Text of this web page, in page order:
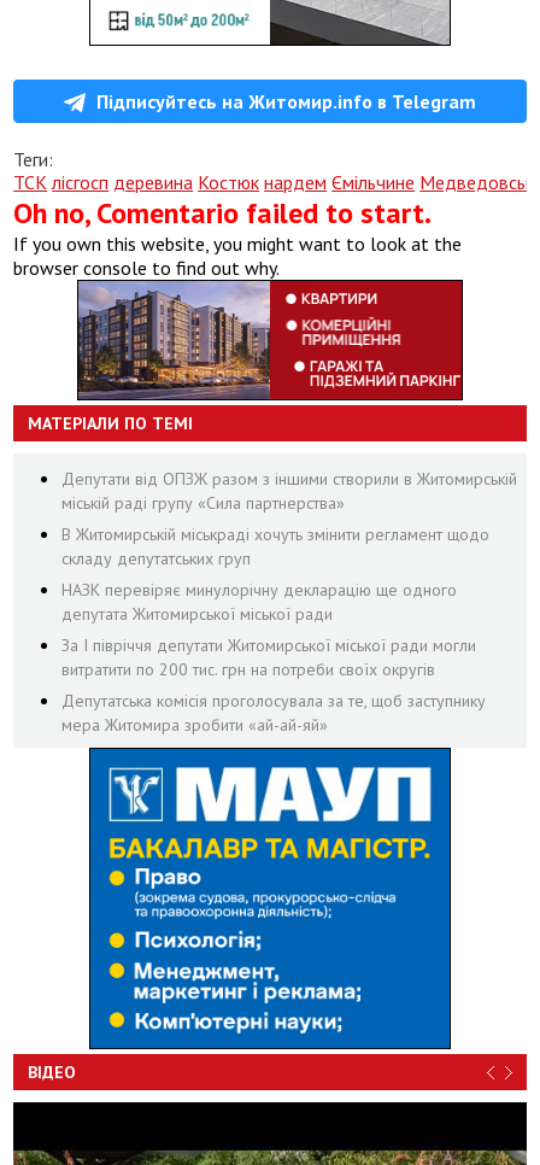
Підписуйтесь на Житомир.info в Telegram
Теги:
ТСК лісгосп деревина Костюк нардем Ємільчине
Oh no, Comentario failed to start.
If you own this website, you might want to look at the
browser console to find out why.
МАТЕРІАЛИ ПО ТЕМІ
Депутати від ОПЗЖ разом з іншими створили в Житомирській
міській раді групу «Сила партнерства»
В Житомирській міськраді хочуть змінити регламент щодо
складу депутатських груп
НАЗК перевіряє минулорічну декларацію ще одного
депутата Житомирської міської ради
За І півріччя депутати Житомирської міської ради могли
витратити по 200 тис. грн на потреби своїх округів
Депутатська комісія проголосувала за те, щоб заступнику
мера Житомира зробити «ай-ай-яй»
ВІДЕО